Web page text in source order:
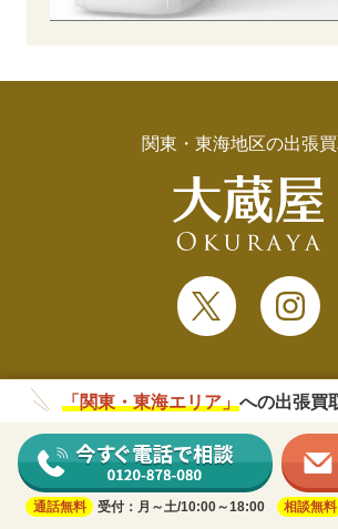
関東・東海地区の出張
HOME
大蔵屋について
「関東・東海エリア」 への出張買
通話無料 受付：月～土/10:00～18:00 相談無料